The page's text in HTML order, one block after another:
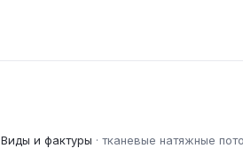
Виды и фактуры · тканевые натяжные